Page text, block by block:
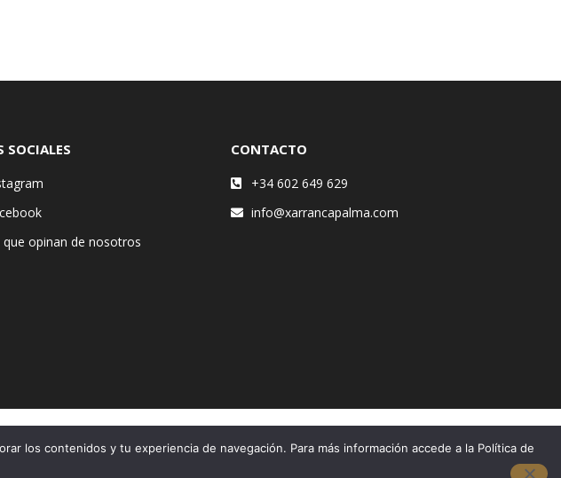
SOCIALES
que opinan de nosotros
CONTACTO
+34 602 649 629
info@xarrancapalma.com
los contenidos y tu experiencia de navegación. Para más información accede a la Política de